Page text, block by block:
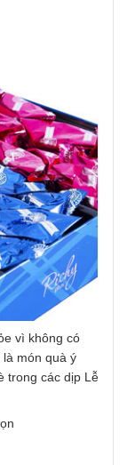
vì không có
món quà ý
trong các dịp Lễ